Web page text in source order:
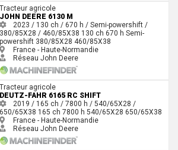
Tracteur agricole
JOHN DEERE 6130 M
2023 / 130 ch / 670 h / Semi-powershift /
380/85X28 / 460/85X38 130 ch 670 h Semi-
powershift 380/85X28 460/85X38
France - Haute-Normandie
Réseau John Deere
Tracteur agricole
DEUTZ-FAHR 6165 RC SHIFT
2019 / 165 ch / 7800 h / 540/65X28 /
650/65X38 165 ch 7800 h 540/65X28 650/65X38
France - Haute-Normandie
Réseau John Deere